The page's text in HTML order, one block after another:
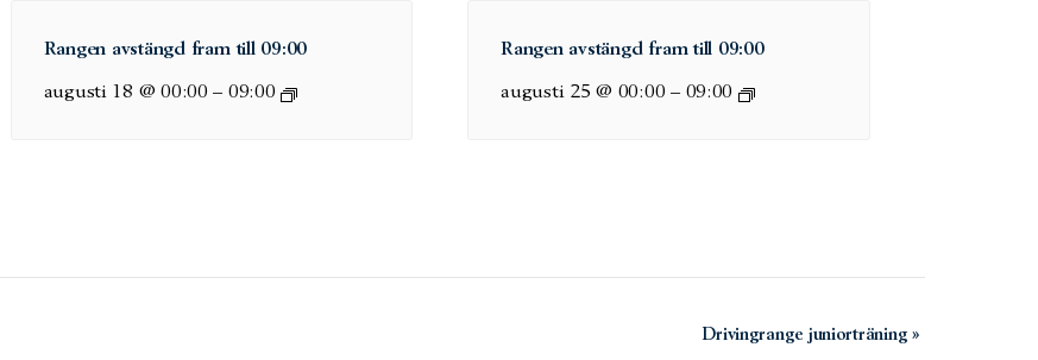
Rangen avstängd fram till 09:00
augusti 18 @ 00:00 – 09:00
Rangen avstängd fram till 09:00
augusti 25 @ 00:00 – 09:00
Drivingrange juniorträning»